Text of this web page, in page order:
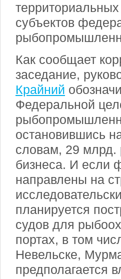
субъектов
Как сообщает
заседание,
Крайний
Федеральной
остановившись
словам, 29 млрд.
бизнеса. И если
направлены на
планируется
судов для
портах, в том
Невельске,
предполагается